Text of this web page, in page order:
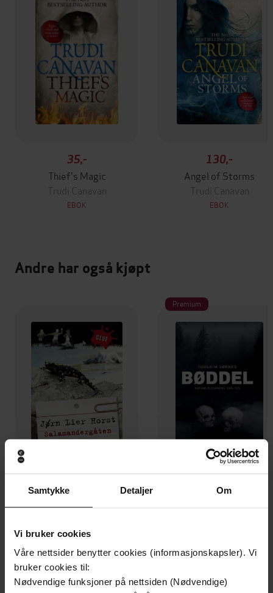
Samtykke Detaljer Om
Vi bruker cookies
Våre nettsider benytter cookies (informasjonskapsler). Vi
bruker cookies til:
Nødvendige funksjoner på nettsiden (Nødvendige)
35,-
Thief's Magic
Trudi Canavan
EBOK
130,-
Angel of Storms
Trudi Canavan
EBOK
Andre har også kjøpt
179,-
Salamandergåten
EBOK
Premium
229,-